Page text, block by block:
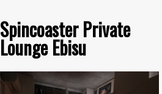
Spincoaster Private
Lounge Ebisu